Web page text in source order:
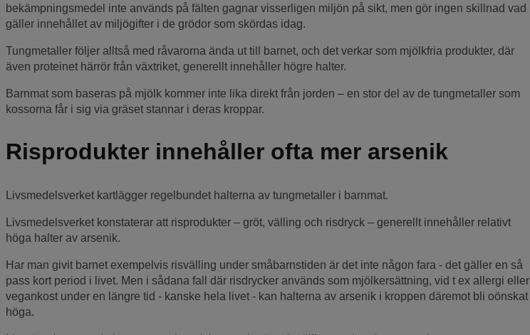
bekämpningsmedel inte används på fälten gagnar visserligen miljön på sikt, men gör ingen skillnad vad
gäller innehållet av miljögifter i de grödor som skördas idag.
Tungmetaller följer alltså med råvarorna ända ut till barnet, och det verkar som mjölkfria produkter, där
även proteinet härrör från växtriket, generellt innehåller högre halter.
Barnmat som baseras på mjölk kommer inte lika direkt från jorden – en stor del av de tungmetaller som
kossorna får i sig via gräset stannar i deras kroppar.
Risprodukter innehåller ofta mer arsenik
Livsmedelsverket kartlägger regelbundet halterna av tungmetaller i barnmat.
Livsmedelsverket konstaterar att risprodukter – gröt, välling och risdryck – generellt innehåller relativt
höga halter av arsenik.
Har man givit barnet exempelvis risvälling under småbarnstiden är det inte någon fara - det gäller en så
pass kort period i livet. Men i sådana fall där risdrycker används som mjölkersättning, vid t ex allergi eller
vegankost under en längre tid - kanske hela livet - kan halterna av arsenik i kroppen däremot bli oönskat
höga.